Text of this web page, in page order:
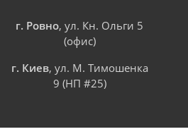
г. Ровно, ул. Кн. Ольги 5
(офис)
г. Киев, ул. М. Тимошенка
9 (НП #25)